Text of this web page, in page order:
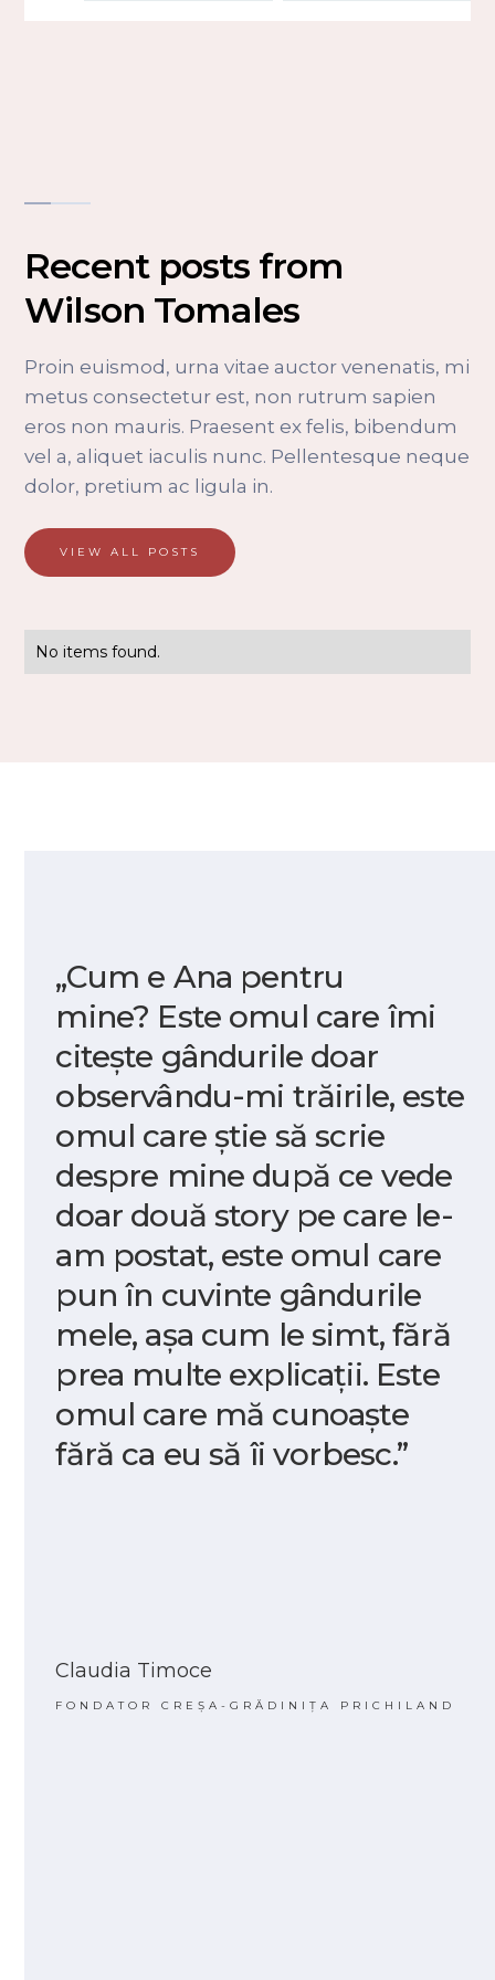
Recent posts from
Wilson Tomales
Proin euismod, urna vitae auctor venenatis, mi
metus consectetur est, non rutrum sapien
eros non mauris. Praesent ex felis, bibendum
vel a, aliquet iaculis nunc. Pellentesque neque
dolor, pretium ac ligula in.
VIEW ALL POSTS
No items found.
„Cum e Ana pentru
mine? Este omul care îmi
citește gândurile doar
observându-mi trăirile, este
omul care știe să scrie
despre mine după ce vede
doar două story pe care le-
am postat, este omul care
pun în cuvinte gândurile
mele, așa cum le simt, fără
prea multe explicații. Este
omul care mă cunoaște
fără ca eu să îi vorbesc.”
Claudia Timoce
FONDATOR CREȘA-GRĂDINIȚA PRICHILAND